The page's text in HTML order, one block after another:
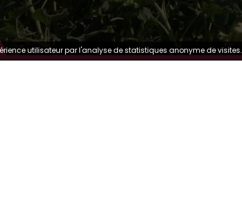
utilisateur par l'analyse de statistiques anonyme de visites.